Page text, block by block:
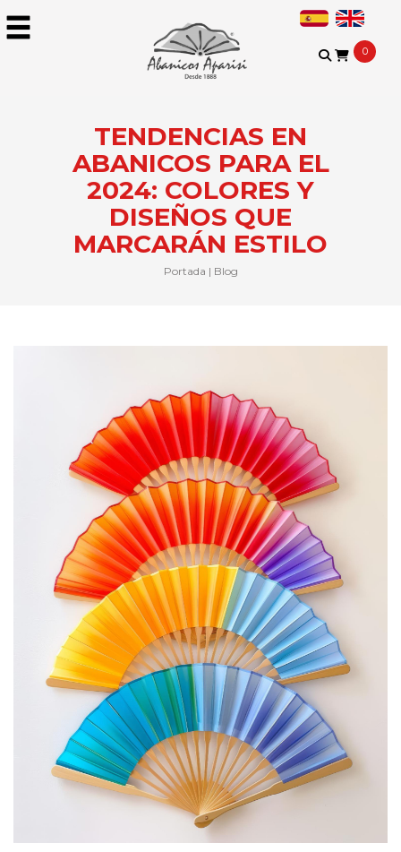
0
TENDENCIAS EN
ABANICOS PARA EL
2024: COLORES Y
DISEÑOS QUE
MARCARÁN ESTILO
Portada | Blog